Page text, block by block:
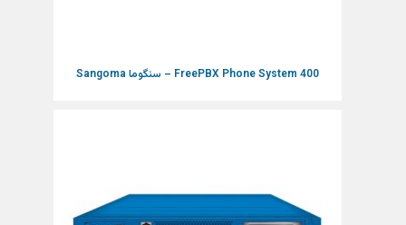
FreePBX Phone System 400 – سنگوما Sangoma